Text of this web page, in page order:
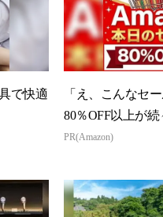
で快適
「え、こんなセ
80％OFF以上が続
本気が...
PR(Amazon)